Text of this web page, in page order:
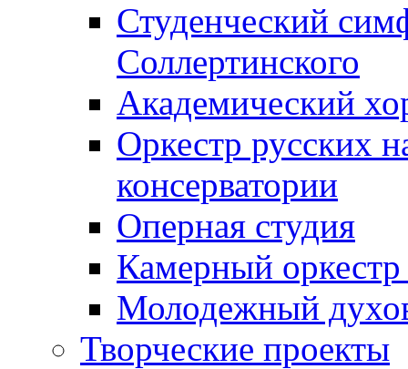
Студенческий
Соллертинского
Академический
Оркестр русских
консерватории
Оперная студия
Камерный оркестр
Молодежный
Творческие проекты